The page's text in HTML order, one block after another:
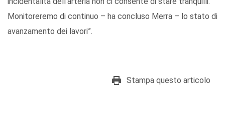
Monitoreremo di continuo – ha concluso Merra – lo stato di
avanzamento dei lavori”.
Stampa questo articolo